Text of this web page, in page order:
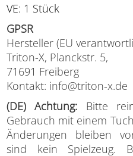
VE: 1 Stück
GPSR
Hersteller (EU
Triton-X, Planckstr. 5,
71691 Freiberg
Kontakt: info@triton-x.de
(DE) Achtung: Bitte
Gebrauch mit einem
Änderungen bleiben
sind kein Spielzeug.